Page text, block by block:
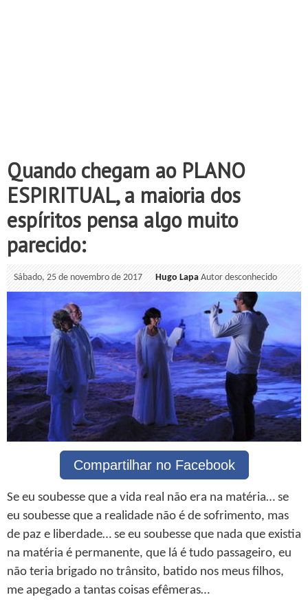
Quando chegam ao PLANO
ESPIRITUAL, a maioria dos
espíritos pensa algo muito
parecido:
Sábado, 25 de novembro de 2017 Hugo Lapa Autor desconhecido
Compartilhar no Facebook
Se eu soubesse que a vida real não era na matéria… se
eu soubesse que a realidade não é de sofrimento, mas
de paz e liberdade… se eu soubesse que nada que existia
na matéria é permanente, que lá é tudo passageiro, eu
não teria brigado no trânsito, batido nos meus filhos,
me apegado a tantas coisas efêmeras…